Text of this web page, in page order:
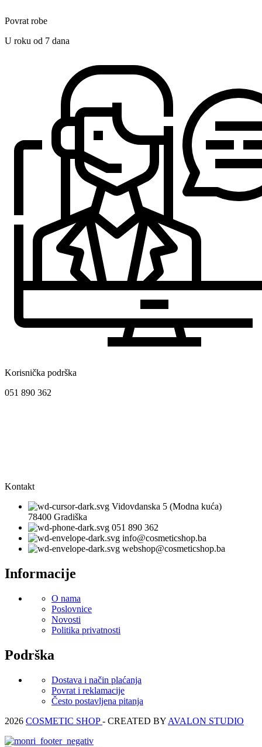
Povrat robe
U roku od 7 dana
Korisnička podrška
051 890 362
Kontakt
Vidovdanska 5 (Modna kuća)
78400 Gradiška
051 890 362
info@cosmeticshop.ba
webshop@cosmeticshop.ba
Informacije
O nama
Poslovnice
Novosti
Politika privatnosti
Podrška
Dostava i način plaćanja
Povrat i reklamacije
Često postavljena pitanja
2026 COSMETIC SHOP- CREATED BY AVALON STUDIO